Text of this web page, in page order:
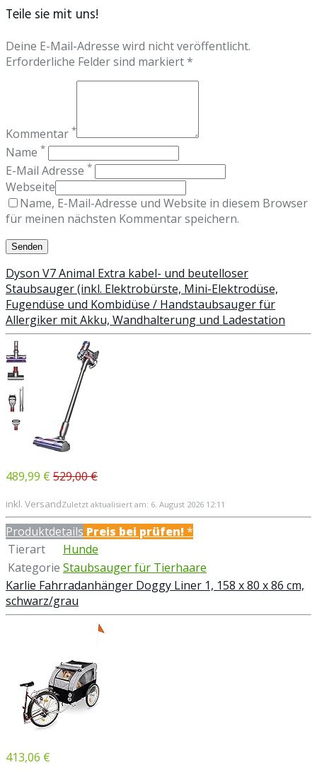
Teile sie mit uns!
Deine E-Mail-Adresse wird nicht veröffentlicht.
Erforderliche Felder sind markiert *
Kommentar *
Name *
E-Mail Adresse *
Webseite
Name, E-Mail-Adresse und Website in diesem Browser
für meinen nächsten Kommentar speichern.
Dyson V7 Animal Extra kabel- und beutelloser
Staubsauger (inkl. Elektrobürste, Mini-Elektrodüse,
Fugendüse und Kombidüse / Handstaubsauger für
Allergiker mit Akku, Wandhalterung und Ladestation
489,99 € 529,00 €
inkl. VersandZuletzt aktualisiert am: 6. August 2026 12:11
Produktdetails Preis bei prüfen!*
Tierart
Hunde
Kategorie Staubsauger für Tierhaare
Karlie Fahrradanhänger Doggy Liner 1, 158 x 80 x 86 cm,
schwarz/grau
413,06 €